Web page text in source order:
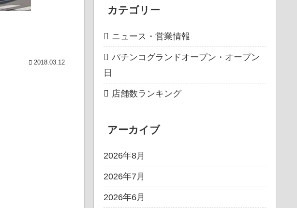
2018.03.12
カテゴリー
ニュース・営業情報
パチンコグランドオープン・オープン
日
店舗数ランキング
アーカイブ
2026年8月
2026年7月
2026年6月